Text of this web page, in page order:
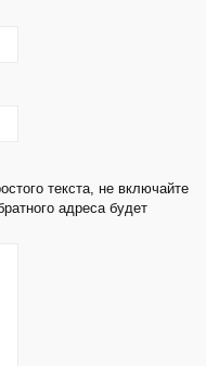
текста, не включайте
адреса будет